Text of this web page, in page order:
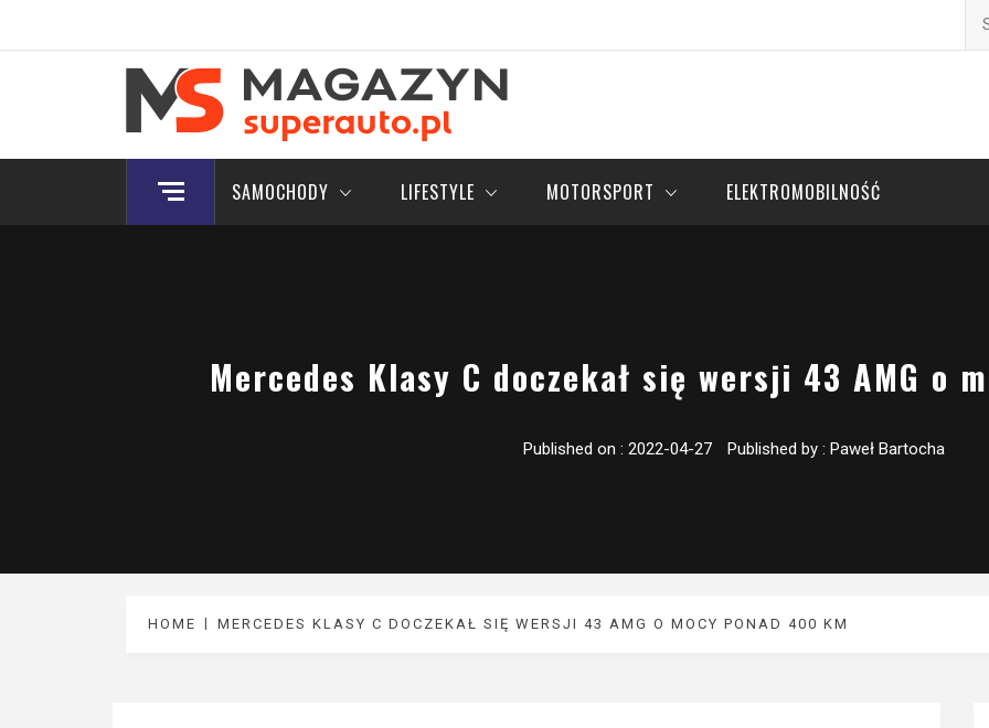
Magazyn.Superauto.pl
Nowy portal motoryzacyjny
SAMOCHODY LIFESTYLE MOTORSPORT ELEKTROMOBILNOŚĆ
Mercedes Klasy C doczekał się wersji 43 AMG o
Published on : 2022-04-27 Published by : Paweł Bartocha
HOME MERCEDES KLASY C DOCZEKAŁ SIĘ WERSJI 43 AMG O MOCY PONAD 400 KM